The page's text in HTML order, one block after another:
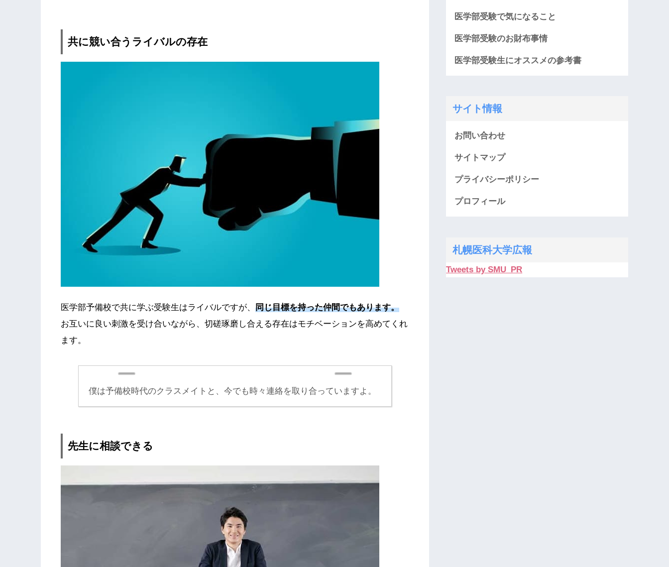
共に競い合うライバルの存在
医学部予備校で共に学ぶ受験生はライバルですが、 同じ目標を持った仲間でもあります。
お互いに良い刺激を受け合いながら、切磋琢磨し合える存在はモチベーションを高めてくれ
ます。
僕は予備校時代のクラスメイトと、今でも時々連絡を取り合っていますよ。
先生に相談できる
医学部受験で気になること
医学部受験のお財布事情
医学部受験生にオススメの参考書
サイト情報
お問い合わせ
サイトマップ
プライバシーポリシー
プロフィール
札幌医科大学広報
Tweets by SMU_PR